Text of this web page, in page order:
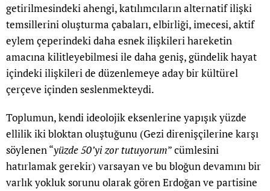
getirilmesindeki ahengi, katılımcıların alternatif ilişki
temsillerini oluşturma çabaları, elbirliği, imecesi, aktif
eylem çeperindeki daha esnek ilişkileri hareketin
amacına kilitleyebilmesi ile daha geniş, gündelik hayat
içindeki ilişkileri de düzenlemeye aday bir kültürel
çerçeve içinden seslenmekteydi.
Toplumun, kendi ideolojik eksenlerine yapışık yüzde
ellilik iki bloktan oluştuğunu (Gezi direnişçilerine karşı
söylenen “yüzde 50’yi zor tutuyorum” cümlesini
hatırlamak gerekir) varsayan ve bu bloğun devamını bir
varlık yokluk sorunu olarak gören Erdoğan ve partisine